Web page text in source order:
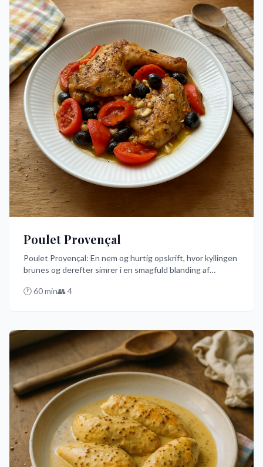
Poulet Provençal
Poulet Provençal: En nem og hurtig opskrift, hvor kyllingen
brunes og derefter simrer i en smagfuld blanding af
er populær i Danmark, får et ekstra smagskick med tørret
🕐60min👥 4